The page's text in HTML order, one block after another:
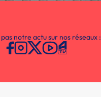
notre actu sur nos réseaux :